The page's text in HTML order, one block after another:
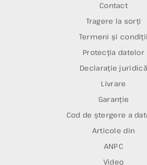
Contact
Tragere la sorți
Termeni și condiții
Protecția datelor
Declarație juridică
Livrare
Garanție
Cod de ștergere a
Articole din
ANPC
Video